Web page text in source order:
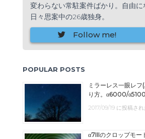
変わらない常駐案件ばかり。自由に
日々思案中の26歳独身。
Follow me!
POPULAR POSTS
ミラーレス一眼レ
り方。α6000/α5100
2017/09/19 に投稿され
α7IIIのクロップモ